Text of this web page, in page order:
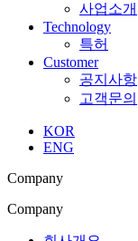
사업소개
Technology
특허
Customer
공지사항
고객문의
KOR
ENG
Company
Company